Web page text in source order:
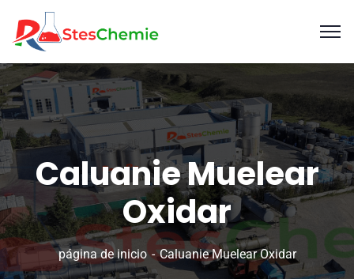
Caluanie Muelear
Oxidar
página de inicio Caluanie Muelear Oxidar